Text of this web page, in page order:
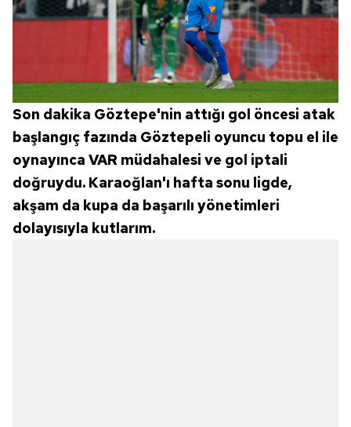
Son dakika Göztepe'nin attığı gol öncesi atak
başlangıç fazında Göztepeli oyuncu topu el ile
oynayınca VAR müdahalesi ve gol iptali
doğruydu. Karaoğlan'ı hafta sonu ligde,
akşam da kupa da başarılı yönetimleri
dolayısıyla kutlarım.